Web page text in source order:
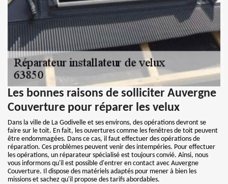
Les bonnes raisons de solliciter Auvergne
Couverture pour réparer les velux
Dans la ville de La Godivelle et ses environs, des opérations devront se
faire sur le toit. En fait, les ouvertures comme les fenêtres de toit peuvent
être endommagées. Dans ce cas, il faut effectuer des opérations de
réparation. Ces problèmes peuvent venir des intempéries. Pour effectuer
les opérations, un réparateur spécialisé est toujours convié. Ainsi, nous
vous informons qu'il est possible d'entrer en contact avec Auvergne
Couverture. Il dispose des matériels adaptés pour mener à bien les
missions et sachez qu'il propose des tarifs abordables.